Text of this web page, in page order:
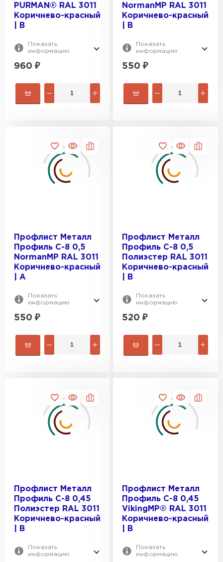
PURMAN® RAL 3011
Коричнево-красный
| B
Показать
информацию
960 ₽
NormanMP RAL 3011
Коричнево-красный
| B
Показать
информацию
550 ₽
Профлист Металл
Профиль С-8 0,5
NormanMP RAL 3011
Коричнево-красный
| A
Показать
информацию
550 ₽
Профлист Металл
Профиль С-8 0,5
Полиэстер RAL 3011
Коричнево-красный
| B
Показать
информацию
520 ₽
Профлист Металл
Профиль С-8 0,45
Полиэстер RAL 3011
Коричнево-красный
| B
Показать
информацию
Профлист Металл
Профиль С-8 0,45
VikingMP® RAL 3011
Коричнево-красный
| B
Показать
информацию